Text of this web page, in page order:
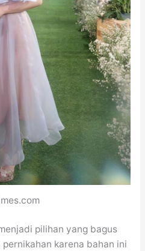
pilihan yang bagus
karena bahan ini